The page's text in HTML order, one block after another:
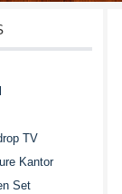
TV
Kantor
Set